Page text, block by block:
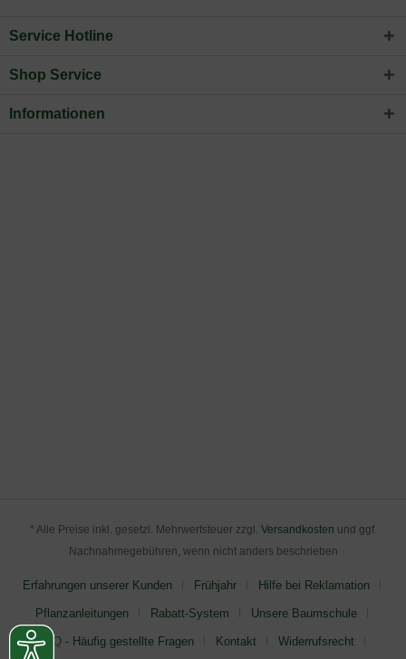
Service Hotline
Shop Service
Informationen
* Alle Preise inkl. gesetzl. Mehrwertsteuer zzgl. Versandkosten und ggf.
Nachnahmegebühren, wenn nicht anders beschrieben
Erfahrungen unserer Kunden Frühjahr Hilfe bei Reklamation
Pflanzanleitungen Rabatt-System Unsere Baumschule
FAQ - Häufig gestellte Fragen Kontakt Widerrufsrecht